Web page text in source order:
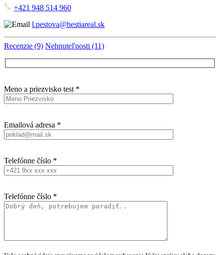
+421 948 514 960
l.pestova@hestiareal.sk
Recenzie (9) Nehnuteľnosti (11)
Meno a priezvisko test *
Emailová adresa *
Telefónne číslo *
Telefónne číslo *